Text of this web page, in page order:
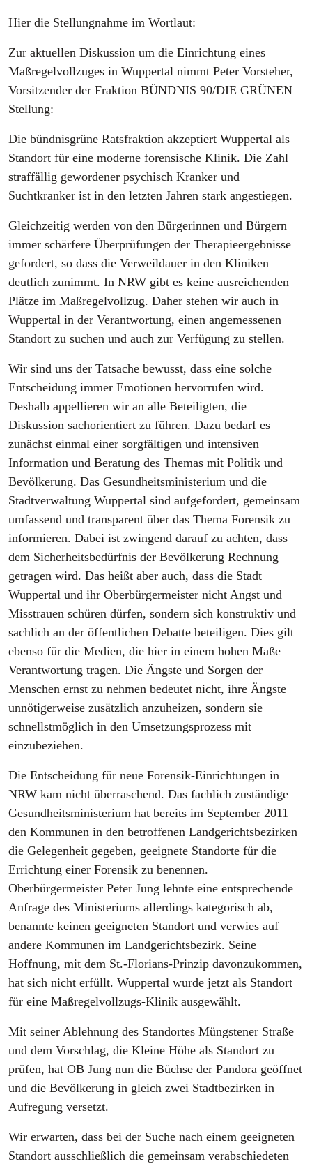
Hier die Stellungnahme im Wortlaut:
Zur aktuellen Diskussion um die Einrichtung eines
Maßregelvollzuges in Wuppertal nimmt Peter Vorsteher,
Vorsitzender der Fraktion BÜNDNIS 90/DIE GRÜNEN
Stellung:
Die bündnisgrüne Ratsfraktion akzeptiert Wuppertal als
Standort für eine moderne forensische Klinik. Die Zahl
straffällig gewordener psychisch Kranker und
Suchtkranker ist in den letzten Jahren stark angestiegen.
Gleichzeitig werden von den Bürgerinnen und Bürgern
immer schärfere Überprüfungen der Therapieergebnisse
gefordert, so dass die Verweildauer in den Kliniken
deutlich zunimmt. In NRW gibt es keine ausreichenden
Plätze im Maßregelvollzug. Daher stehen wir auch in
Wuppertal in der Verantwortung, einen angemessenen
Standort zu suchen und auch zur Verfügung zu stellen.
Wir sind uns der Tatsache bewusst, dass eine solche
Entscheidung immer Emotionen hervorrufen wird.
Deshalb appellieren wir an alle Beteiligten, die
Diskussion sachorientiert zu führen. Dazu bedarf es
zunächst einmal einer sorgfältigen und intensiven
Information und Beratung des Themas mit Politik und
Bevölkerung. Das Gesundheitsministerium und die
Stadtverwaltung Wuppertal sind aufgefordert, gemeinsam
umfassend und transparent über das Thema Forensik zu
informieren. Dabei ist zwingend darauf zu achten, dass
dem Sicherheitsbedürfnis der Bevölkerung Rechnung
getragen wird. Das heißt aber auch, dass die Stadt
Wuppertal und ihr Oberbürgermeister nicht Angst und
Misstrauen schüren dürfen, sondern sich konstruktiv und
sachlich an der öffentlichen Debatte beteiligen. Dies gilt
ebenso für die Medien, die hier in einem hohen Maße
Verantwortung tragen. Die Ängste und Sorgen der
Menschen ernst zu nehmen bedeutet nicht, ihre Ängste
unnötigerweise zusätzlich anzuheizen, sondern sie
schnellstmöglich in den Umsetzungsprozess mit
einzubeziehen.
Die Entscheidung für neue Forensik-Einrichtungen in
NRW kam nicht überraschend. Das fachlich zuständige
Gesundheitsministerium hat bereits im September 2011
den Kommunen in den betroffenen Landgerichtsbezirken
die Gelegenheit gegeben, geeignete Standorte für die
Errichtung einer Forensik zu benennen.
Oberbürgermeister Peter Jung lehnte eine entsprechende
Anfrage des Ministeriums allerdings kategorisch ab,
benannte keinen geeigneten Standort und verwies auf
andere Kommunen im Landgerichtsbezirk. Seine
Hoffnung, mit dem St.-Florians-Prinzip davonzukommen,
hat sich nicht erfüllt. Wuppertal wurde jetzt als Standort
für eine Maßregelvollzugs-Klinik ausgewählt.
Mit seiner Ablehnung des Standortes Müngstener Straße
und dem Vorschlag, die Kleine Höhe als Standort zu
prüfen, hat OB Jung nun die Büchse der Pandora geöffnet
und die Bevölkerung in gleich zwei Stadtbezirken in
Aufregung versetzt.
Wir erwarten, dass bei der Suche nach einem geeigneten
Standort ausschließlich die gemeinsam verabschiedeten